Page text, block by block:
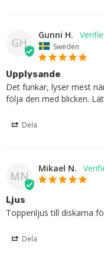
GH
Gunni H.
Sweden
Upplysande
Det funkar, lyser mest
följa den med blicken.
Dela
MN
Mikael N.
Ljus
Toppenljus till diskarna
Dela